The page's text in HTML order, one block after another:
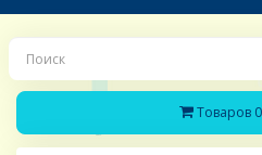
Товаров